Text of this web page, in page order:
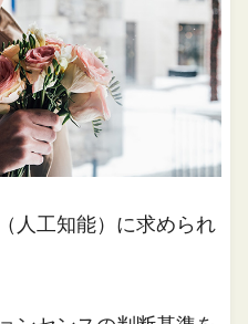
人工知能）に求められ